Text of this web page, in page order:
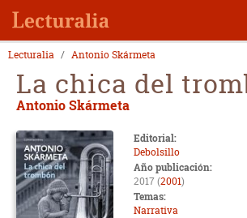
Lecturalia Antonio Skármeta
La chica del
Antonio Skármeta
Editorial:
Debolsillo
Año publicación:
2017 (2001)
Temas:
Narrativa